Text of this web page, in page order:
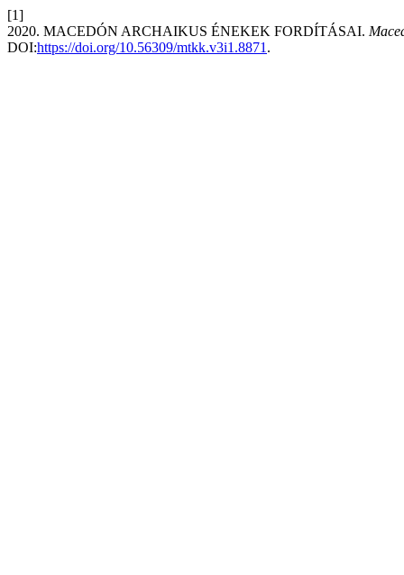
[1]
2020. MACEDÓN ARCHAIKUS ÉNEKEK FORDÍTÁSAI.
DOI:https://doi.org/10.56309/mtkk.v3i1.8871 .